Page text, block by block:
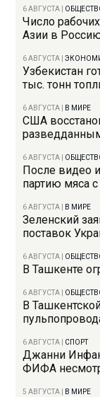
6 АВГУСТА
Число
Азии в
6 АВГУСТА |
Узбекистан
тыс. тонн
6 АВГУСТА В МИРЕ
США
6 АВГУСТА
После видео
партию мяса
6 АВГУСТА В МИРЕ
Зеленский
поставок
6 АВГУСТА
В Ташкенте
6 АВГУСТА
В
6 АВГУСТА СПОРТ
Джанни
ФИФА
5 АВГУСТА В МИРЕ